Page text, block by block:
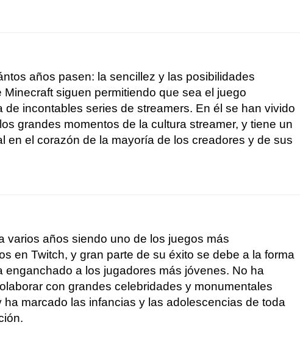
años pasen: la sencillez y las posibilidades
Minecraft siguen permitiendo que sea el juego
de incontables series de streamers. En él se han vivido
grandes momentos de la cultura streamer, y tiene un
en el corazón de la mayoría de los creadores y de sus
varios años siendo uno de los juegos más
en Twitch, y gran parte de su éxito se debe a la forma
enganchado a los jugadores más jóvenes. No ha
con grandes celebridades y monumentales
ha marcado las infancias y las adolescencias de toda